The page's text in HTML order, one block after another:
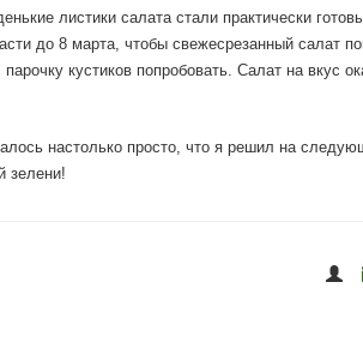
листики салата стали практически
до 8 марта, чтобы свежесрезанный салат
кустиков попробовать. Салат на вкус
настолько просто, что я решил на
зелени!